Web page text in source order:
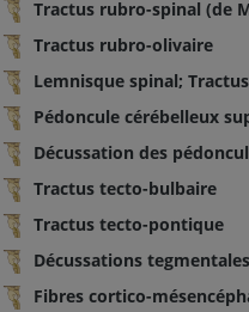
Tractus rubro-spinal (de
Tractus rubro-olivaire
Lemnisque spinal;
Pédoncule cérébelleux
Décussation des
Tractus tecto-bulbaire
Tractus tecto-pontique
Décussations tegmentales
Fibres cortico-
et du pied
IRM